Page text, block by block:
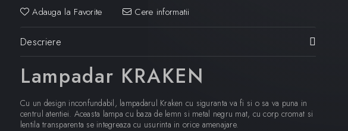
Adauga la Favorite Cere informatii
Descriere
Lampadar KRAKEN
Cu un design inconfundabil, lampadarul Kraken cu siguranta va fi si o sa va puna in
centrul atentiei. Aceasta lampa cu baza de lemn si metal negru mat, cu corp cromat si
lentila transparenta se integreaza cu usurinta in orice amenajare.